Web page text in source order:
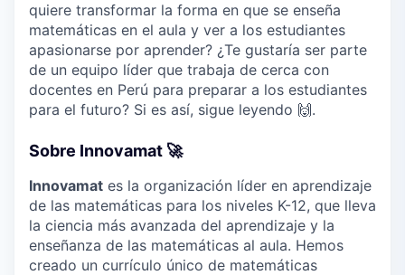
quiere transformar la forma en que se enseña
matemáticas en el aula y ver a los estudiantes
apasionarse por aprender? ¿Te gustaría ser parte
de un equipo líder que trabaja de cerca con
docentes en Perú para preparar a los estudiantes
para el futuro? Si es así, sigue leyendo 🙌.
Sobre Innovamat 🚀
Innovamat es la organización líder en aprendizaje
de las matemáticas para los niveles K-12, que lleva
la ciencia más avanzada del aprendizaje y la
enseñanza de las matemáticas al aula. Hemos
creado un currículo único de matemáticas